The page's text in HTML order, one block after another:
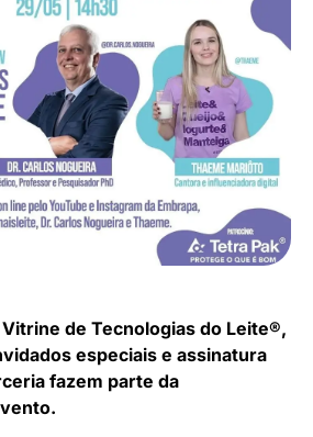
de Tecnologias do Leite®️,
especiais e assinatura
fazem parte da